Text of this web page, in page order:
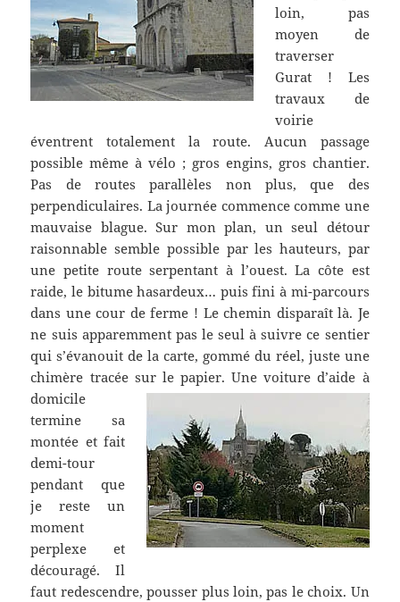
loin, pas
moyen de
traverser
Gurat ! Les
travaux de
voirie
éventrent totalement la route. Aucun passage
possible même à vélo ; gros engins, gros chantier.
Pas de routes parallèles non plus, que des
perpendiculaires. La journée commence comme une
mauvaise blague. Sur mon plan, un seul détour
raisonnable semble possible par les hauteurs, par
une petite route serpentant à l’ouest. La côte est
raide, le bitume hasardeux… puis fini à mi-parcours
dans une cour de ferme ! Le chemin disparaît là. Je
ne suis apparemment pas le seul à suivre ce sentier
qui s’évanouit de la carte, gommé du réel, juste une
chimère tracée sur le papier.Une voiture d’aide à
domicile
termine sa
montée et fait
demi-tour
pendant que
je reste un
moment
perplexe et
découragé. Il
faut redescendre, pousser plus loin, pas le choix. Un